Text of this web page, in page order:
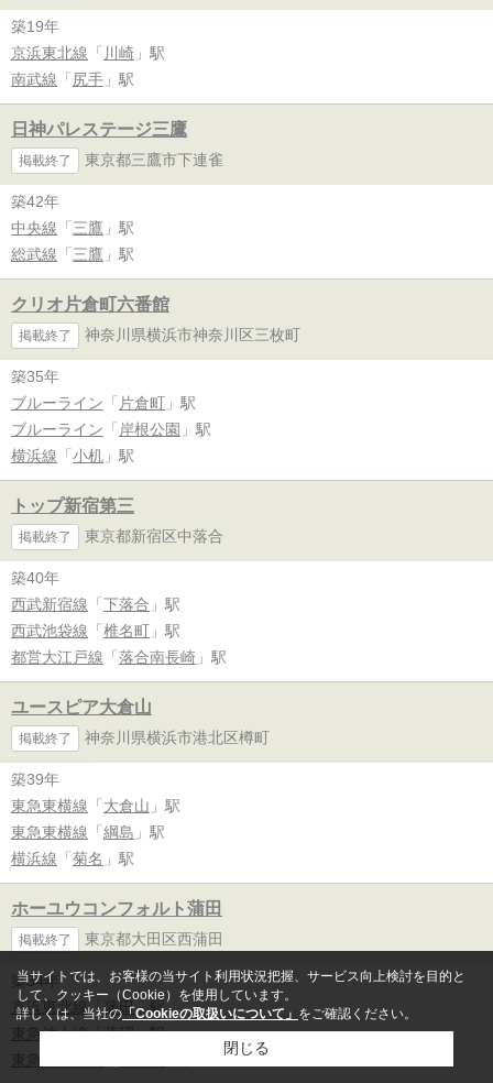
築19年
京浜東北線 「 川崎 」駅
南武線 「 尻手 」駅
日神パレステージ三鷹
掲載終了 東京都三鷹市下連雀
築42年
中央線 「 三鷹 」駅
総武線 「 三鷹 」駅
クリオ片倉町六番館
掲載終了 神奈川県横浜市神奈川区三枚町
築35年
ブルーライン 「 片倉町 」駅
ブルーライン 「 岸根公園 」駅
横浜線 「 小机 」駅
トップ新宿第三
掲載終了 東京都新宿区中落合
築40年
西武新宿線 「 下落合 」駅
西武池袋線 「 椎名町 」駅
都営大江戸線 「 落合南長崎 」駅
ユースピア大倉山
掲載終了 神奈川県横浜市港北区樽町
築39年
東急東横線 「 大倉山 」駅
東急東横線 「 綱島 」駅
横浜線 「 菊名 」駅
ホーユウコンフォルト蒲田
掲載終了 東京都大田区西蒲田
築34年
京浜東北線「蒲田」駅
東急池上線「蓮沼」駅
東急多摩川線
当サイトでは、お客様の当サイト利用状況把握、サービス向上検討を目的と
して、クッキー（Cookie）を使用しています。
詳しくは、当社の「Cookieの取扱いについて」 をご確認ください。
閉じる